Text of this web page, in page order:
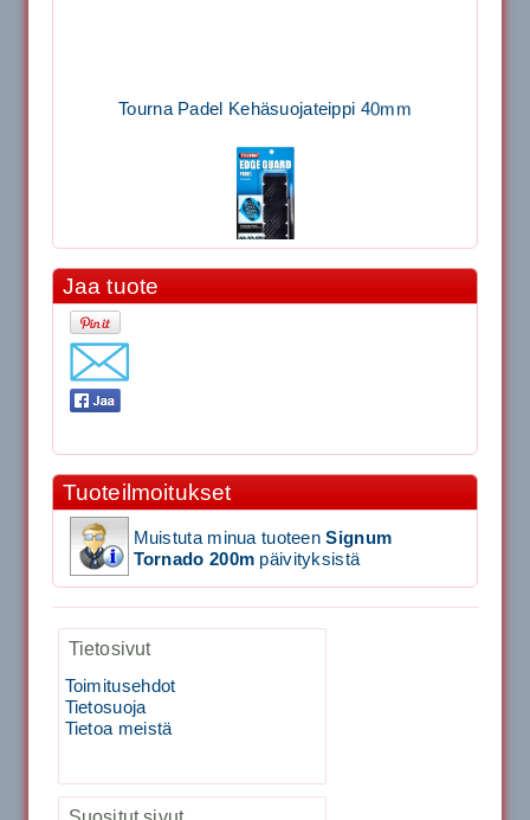
Tourna Padel Kehäsuojateippi 40mm
Signum S-7000 Jännityskone (Pöytämalli)
1,650.00€
SIGNUM S-7000 &...
Signum S-7000 Jännityskone (Jalustamalli)
40883 Harjasosa hiekkanurmiharjaan
29.00€
Jaa tuote
Tuoteilmoitukset
Muistuta minua tuoteenSignum
Tornado 200m päivityksistä
Tietosivut
Toimitusehdot
Tietosuoja
Tietoa meistä